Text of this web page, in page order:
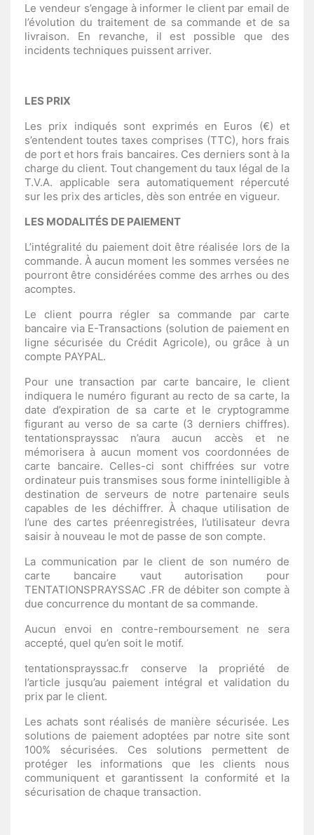
Le vendeur s’engage à informer le client par email de
l’évolution du traitement de sa commande et de sa
livraison. En revanche, il est possible que des
incidents techniques puissent arriver.
LES PRIX
Les prix indiqués sont exprimés en Euros (€) et
s’entendent toutes taxes comprises (TTC), hors frais
de port et hors frais bancaires. Ces derniers sont à la
charge du client. Tout changement du taux légal de la
T.V.A. applicable sera automatiquement répercuté
sur les prix des articles, dès son entrée en vigueur.
LES MODALITÉS DE PAIEMENT
L’intégralité du paiement doit être réalisée lors de la
commande. À aucun moment les sommes versées ne
pourront être considérées comme des arrhes ou des
acomptes.
Le client pourra régler sa commande par carte
bancaire via E-Transactions (solution de paiement en
ligne sécurisée du Crédit Agricole), ou grâce à un
compte PAYPAL.
Pour une transaction par carte bancaire, le client
indiquera le numéro figurant au recto de sa carte, la
date d’expiration de sa carte et le cryptogramme
figurant au verso de sa carte (3 derniers chiffres).
tentationsprayssac n’aura aucun accès et ne
mémorisera à aucun moment vos coordonnées de
carte bancaire. Celles-ci sont chiffrées sur votre
ordinateur puis transmises sous forme inintelligible à
destination de serveurs de notre partenaire seuls
capables de les déchiffrer. À chaque utilisation de
l’une des cartes préenregistrées, l’utilisateur devra
saisir à nouveau le mot de passe de son compte.
La communication par le client de son numéro de
carte bancaire vaut autorisation pour
TENTATIONSPRAYSSAC .FR de débiter son compte à
due concurrence du montant de sa commande.
Aucun envoi en contre-remboursement ne sera
accepté, quel qu’en soit le motif.
tentationsprayssac.fr conserve la propriété de
l’article jusqu’au paiement intégral et validation du
prix par le client.
Les achats sont réalisés de manière sécurisée. Les
solutions de paiement adoptées par notre site sont
100% sécurisées. Ces solutions permettent de
protéger les informations que les clients nous
communiquent et garantissent la conformité et la
sécurisation de chaque transaction.